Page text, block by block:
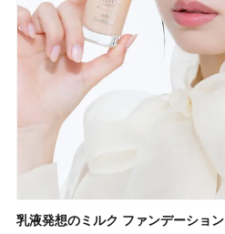
乳液発想のミルク ファンデーション